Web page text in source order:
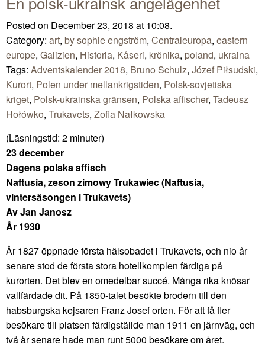
Posted on December 23, 2018 at 10:08.
Category: art, by sophie engström, Centraleuropa, eastern
europe, Galizien, Historia, Kåseri, krönika, poland, ukraina
Tags: Adventskalender 2018, Bruno Schulz, Józef Piłsudski,
Kurort, Polen under mellankrigstiden, Polsk-sovjetiska
kriget, Polsk-ukrainska gränsen, Polska affischer, Tadeusz
Hołówko, Trukavets, Zofia Nałkowska
(Läsningstid: 2 minuter)
23 december
Dagens polska affisch
Naftusia, zeson zimowy Trukawiec (Naftusia,
vintersäsongen i Trukavets)
Av Jan Janosz
År 1930
År 1827 öppnade första hälsobadet i Trukavets, och nio år
senare stod de första stora hotellkomplen färdiga på
kurorten. Det blev en omedelbar succé. Många rika knösar
vallfärdade dit. På 1850-talet besökte brodern till den
habsburgska kejsaren Franz Josef orten. För att få fler
besökare till platsen färdigställde man 1911 en järnväg, och
två år senare hade man runt 5000 besökare om året.